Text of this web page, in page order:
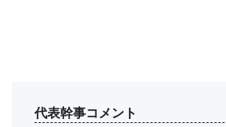
代表幹事コメント